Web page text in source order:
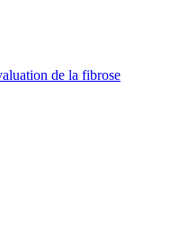
de la fibrose